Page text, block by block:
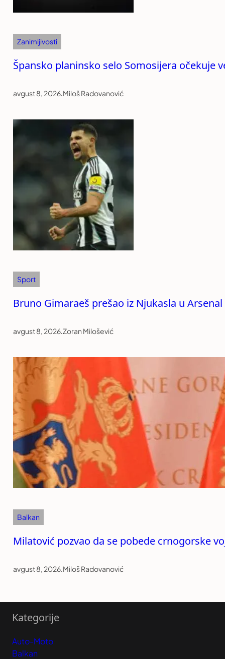
Zanimljivosti
Špansko planinsko selo Somosijera očekuje
avgust 8, 2026.Miloš Radovanović
Sport
Bruno Gimaraeš prešao iz Njukasla u Arsenal
avgust 8, 2026.Zoran Milošević
Balkan
Milatović pozvao da se pobede crnogorske
avgust 8, 2026.Miloš Radovanović
Kategorije
Auto-Moto
Balkan